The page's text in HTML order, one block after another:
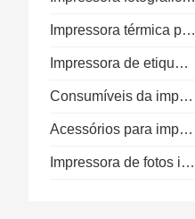
Impressora térmica portátil
Impressora de etiquetas térmicas
Consumíveis da impressora
Acessórios para impressoras
Impressora de fotos instantâneas